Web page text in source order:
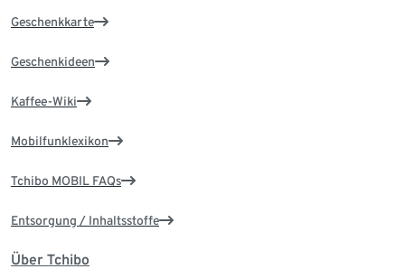
Geschenkkarte
Geschenkideen
Kaffee-Wiki
Mobilfunklexikon
Tchibo MOBIL FAQs
Entsorgung / Inhaltsstoffe
Über Tchibo